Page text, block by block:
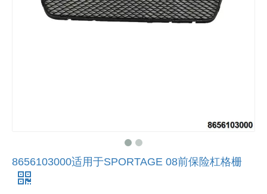
8656103000适用于SPORTAGE 08前保险杠格栅